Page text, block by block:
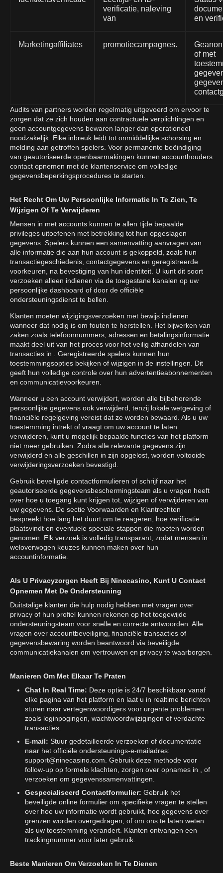
verificatie, naleving
van
en
Marketingaffiliates promotiecampagnes.
of met
Audits van partners worden regelmatig uitgevoerd om ervoor te
zorgen dat ze zich houden aan contractuele verplichtingen en
geen accountgegevens bewaren langer dan operationeel
noodzakelijk. Elke inbreuk leidt tot onmiddellijke schorsing en
melding aan getroffen spelers. Voor permanente beëindiging
van geautoriseerde openbaarmakingen kunnen accounthouders
contact opnemen met de klantenservice om volledige
gegevensbeperkingsprocedures te starten.
Het Recht Om Uw Persoonlijke Informatie In Te Zien, Te
Wijzigen Of Te Verwijderen
Mensen in met accounts kunnen te allen tijde bepaalde
privileges uitoefenen met betrekking tot hun opgeslagen
gegevens. Spelers kunnen een samenvatting aanvragen van
alle informatie die aan hun account is gekoppeld, zoals hun
transactiegeschiedenis, contactgegevens en geregistreerde
voorkeuren, na bevestiging van hun identiteit. U kunt dit soort
verzoeken alleen indienen via de toegestane kanalen op uw
persoonlijke dashboard of door de officiële
ondersteuningsdienst te bellen.
Klanten moeten wijzigingsverzoeken met bewijs indienen
wanneer dat nodig is om fouten te herstellen. Het bijwerken van
zaken zoals telefoonnummers, adressen en betalingsinformatie
maakt deel uit van het proces voor het veilig afhandelen van
transacties in . Geregistreerde spelers kunnen hun
toestemmingsopties bekijken of wijzigen in de instellingen. Dit
geeft hun volledige controle over hun advertentieabonnementen
en communicatievoorkeuren.
Wanneer u een account verwijdert, worden alle bijbehorende
persoonlijke gegevens ook verwijderd, tenzij lokale wetgeving of
financiële regelgeving vereist dat ze worden bewaard. Als u uw
toestemming intrekt of vraagt om uw account te laten
verwijderen, kunt u mogelijk bepaalde functies van het platform
niet meer gebruiken. Zodra alle relevante gegevens zijn
verwijderd en alle geschillen in zijn opgelost, worden voltooide
verwijderingsverzoeken bevestigd.
Gebruik beveiligde contactformulieren of schrijf naar het
geautoriseerde gegevensbeschermingsteam als u vragen heeft
over hoe u toegang kunt krijgen tot, wijzigen of verwijderen van
uw gegevens. De sectie Voorwaarden en Klantrechten
bespreekt hoe lang het duurt om te reageren, hoe verificatie
plaatsvindt en eventuele speciale stappen die moeten worden
genomen. Elk verzoek is volledig transparant, zodat mensen in
weloverwogen keuzes kunnen maken over hun
accountinformatie.
Als U Privacyzorgen Heeft Bij Ninecasino, Kunt U Contact
Opnemen Met De Ondersteuning
Duitstalige klanten die hulp nodig hebben met vragen over
privacy of hun profiel kunnen rekenen op het toegewijde
ondersteuningsteam voor snelle en correcte antwoorden. Alle
vragen over accountbeveiliging, financiële transacties of
gegevensbewaring worden beantwoord via beveiligde
communicatiekanalen om vertrouwen en privacy te waarborgen.
Manieren Om Met Elkaar Te Praten
Chat In Real Time: Deze optie is 24/7 beschikbaar vanaf
elke pagina van het platform en laat u in realtime berichten
sturen naar vertegenwoordigers voor urgente problemen
zoals loginpogingen, wachtwoordwijzigingen of verdachte
transacties.
E-mail: Stuur gedetailleerde verzoeken of documentatie
naar het officiële ondersteunings-e-mailadres:
support@ninecasino.com . Gebruik deze methode voor
follow-up op formele klachten, zorgen over opnames in , of
verzoeken om gegevenssamenvattingen.
Gespecialiseerd Contactformulier: Gebruik het
beveiligde online formulier om specifieke vragen te stellen
over hoe uw informatie wordt gebruikt, hoe gegevens over
grenzen worden overgedragen, of om ons te laten weten
als uw toestemming verandert. Klanten ontvangen een
trackingnummer voor later gebruik.
Beste Manieren Om Verzoeken In Te Dienen